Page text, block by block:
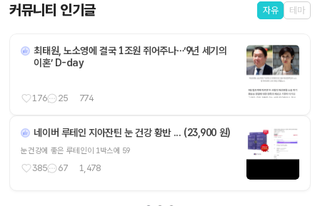
커뮤니티 인기글 자유 테마
최태원, 노소영에 결국 1조원 쥐어주나…‘9년 세기의
이혼’ D-day
176 25 774
네이버 루테인 지아잔틴 눈 건강 황반 ... (23,900 원)
눈건강에 좋은 루테인이 1박스에 59
385 67 1,478